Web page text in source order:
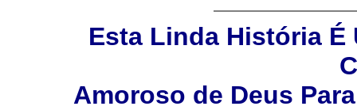
Esta Linda História É
Amoroso de Deus